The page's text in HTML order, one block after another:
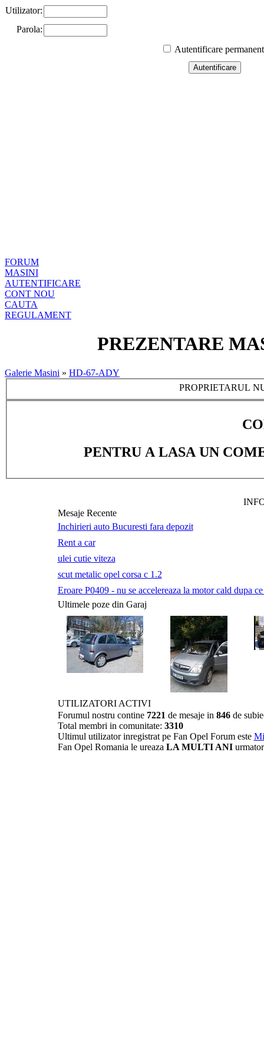
Utilizator:
Parola:
Autentificare
FORUM
MASINI
AUTENTIFICARE
CONT NOU
CAUTA
REGULAMENT
PREZENTARE
Galerie Masini » HD-67-ADY
PROPRIETARUL
PENTRU A LASA UN
Mesaje Recente
Inchirieri auto Bucuresti fara depozit
Rent a car
ulei cutie viteza
scut metalic opel corsa c 1.2
Eroare P0409 - nu se accelereaza la motor cald dupa
Ultimele poze din Garaj
UTILIZATORI ACTIVI
Forumul nostru contine 7221 de mesaje in 846de
Total membri in comunitate: 3310
Ultimul utilizator inregistrat pe Fan Opel Forum este
Fan Opel Romania le ureaza LA MULTI ANI